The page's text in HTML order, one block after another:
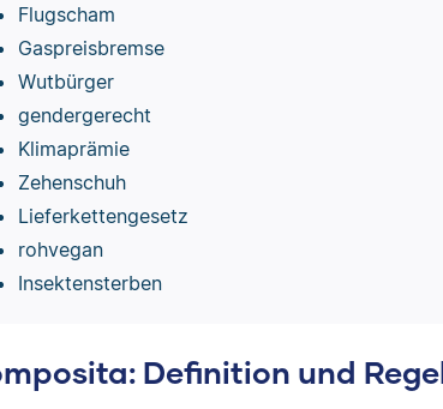
Flugscham
Gaspreisbremse
Wutbürger
gendergerecht
Klimaprämie
Zehenschuh
Lieferkettengesetz
rohvegan
Insektensterben
Definition und